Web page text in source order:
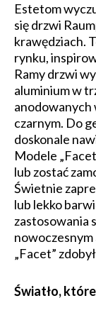
Estetom
się drzwi
krawędziach.
rynku,
Ramy drzwi
aluminium w
anodowanych
czarnym. Do
doskonale
Modele
lub zostać
Świetnie
lub lekko
zastosowania
nowoczesnym
„Facet”
Światło,